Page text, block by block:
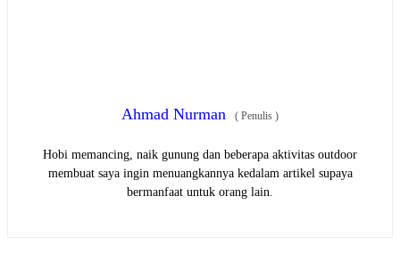
Ahmad Nurman ( Penulis )
Hobi memancing, naik gunung dan beberapa aktivitas outdoor
membuat saya ingin menuangkannya kedalam artikel supaya
bermanfaat untuk orang lain.